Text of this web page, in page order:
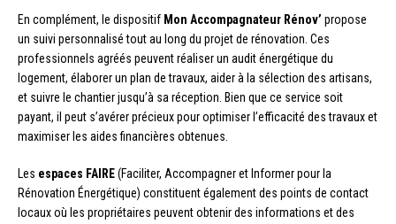
En complément, le dispositif Mon Accompagnateur Rénov’ propose
un suivi personnalisé tout au long du projet de rénovation. Ces
professionnels agréés peuvent réaliser un audit énergétique du
logement, élaborer un plan de travaux, aider à la sélection des artisans,
et suivre le chantier jusqu’à sa réception. Bien que ce service soit
payant, il peut s’avérer précieux pour optimiser l’efficacité des travaux et
maximiser les aides financières obtenues.
Les espaces FAIRE(Faciliter, Accompagner et Informer pour la
Rénovation Énergétique) constituent également des points de contact
locaux où les propriétaires peuvent obtenir des informations et des